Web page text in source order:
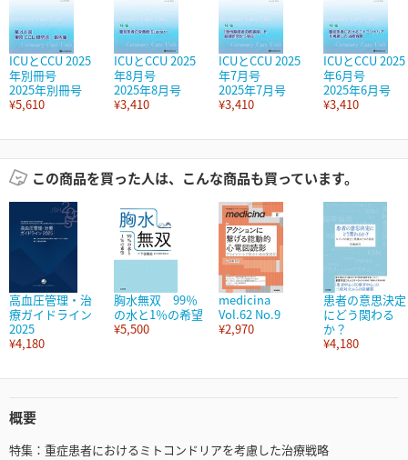
ICUとCCU 2025
年別冊号
2025年別冊号
¥5,610
ICUとCCU 2025
年8月号
2025年8月号
¥3,410
ICUとCCU 2025
年7月号
2025年7月号
¥3,410
ICUとCCU 2025
年6月号
2025年6月号
¥3,410
この商品を買った人は、こんな商品も買っています。
高血圧管理・治
療ガイドライン
2025
¥4,180
胸水無双 99％
の水と1％の希望
¥5,500
medicina
Vol.62 No.9
¥2,970
患者の意思決定
にどう関わる
か？
¥4,180
概要
特集：重症患者におけるミトコンドリアを考慮した治療戦略